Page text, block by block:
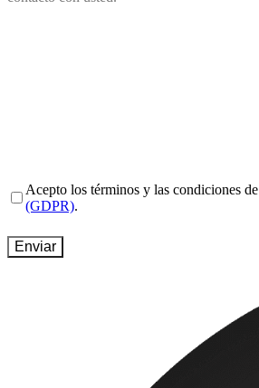
Terms
and
Acepto los términos y las condiciones de
(GDPR).